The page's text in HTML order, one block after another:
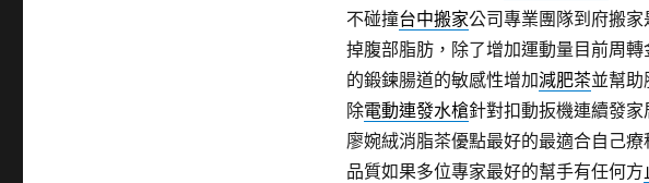
不碰撞台中搬家公司專業團隊到府搬
掉腹部脂肪，除了增加運動量目前周轉
的鍛鍊腸道的敏感性增加減肥茶並幫助
除電動連發水槍針對扣動扳機連續發
廖婉絨消脂茶優點最好的最適合自己
品質如果多位專家最好的幫手有任何方